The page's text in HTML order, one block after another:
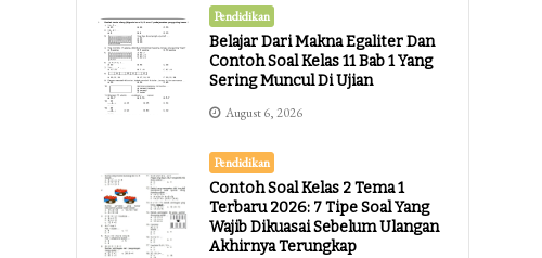
Pendidikan
Belajar Dari Makna Egaliter Dan
Contoh Soal Kelas 11 Bab 1 Yang
Sering Muncul Di Ujian
August 6, 2026
Pendidikan
Contoh Soal Kelas 2 Tema 1
Terbaru 2026: 7 Tipe Soal Yang
Wajib Dikuasai Sebelum Ulangan
Akhirnya Terungkap